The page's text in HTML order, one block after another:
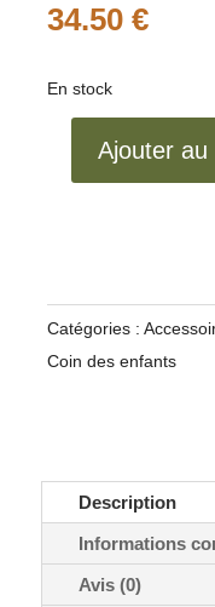
34.50 €
En stock
TORTUE
Ajouter au
Catégories :
Coin des enfants
Description
Informations
Avis (0)